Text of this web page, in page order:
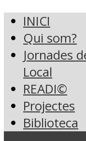
INICI
Qui som?
Jornades
Local
READI©
Projectes
Biblioteca